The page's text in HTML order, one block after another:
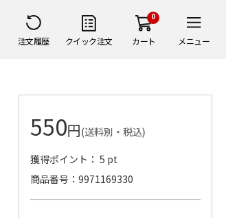
注文履歴 クイック注文
0
カート メニュー
550円(送料別・税込)
獲得ポイント： 5 pt
商品番号
9971169330